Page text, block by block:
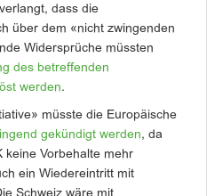
dass die
über dem «nicht zwingenden
Widersprüche müssten
des betreffenden
werden.
müsste die Europäische
gekündigt werden, da
keine Vorbehalte mehr
ein Wiedereintritt mit
Schweiz wäre mit